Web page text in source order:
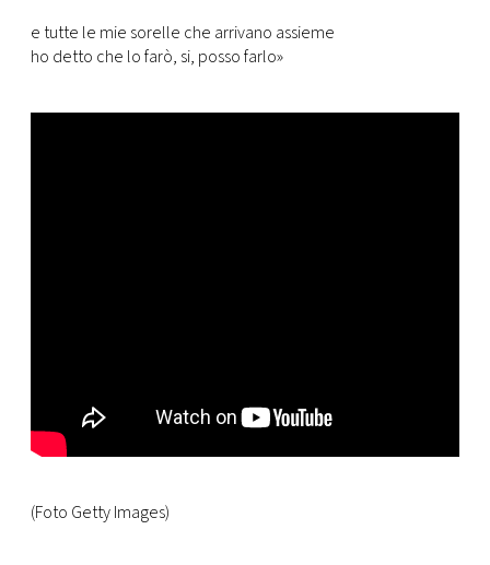
e tutte le mie sorelle che arrivano assieme
ho detto che lo farò, si, posso farlo»
(Foto Getty Images)